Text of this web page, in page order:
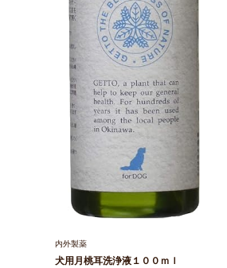
内外製薬
犬用月桃耳洗浄液１００ｍｌ